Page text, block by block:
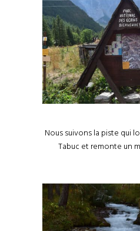
Nous suivons la piste qui
Tabuc et remonte un